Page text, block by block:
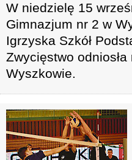
W niedzielę 15
Gimnazjum nr 2 w
Igrzyska Szkół
Zwycięstwo
Wyszkowie.